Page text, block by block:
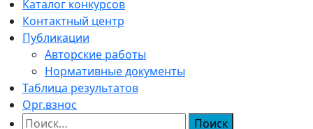
Каталог конкурсов
Контактный центр
Публикации
Авторские работы
Нормативные документы
Таблица результатов
Орг.взнос
Найти: